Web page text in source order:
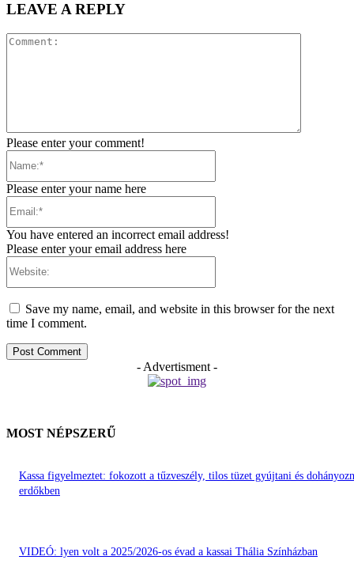
LEAVE A REPLY
Please enter your comment!
Please enter your name here
You have entered an incorrect email address!
Please enter your email address here
Save my name, email, and website in this browser for the next
time I comment.
- Advertisment -
MOST NÉPSZERŰ
Kassa figyelmeztet: fokozott a tűzveszély, tilos tüzet gyújtani és
erdőkben
VIDEÓ: lyen volt a 2025/2026-os évad a kassai Thália Színházban